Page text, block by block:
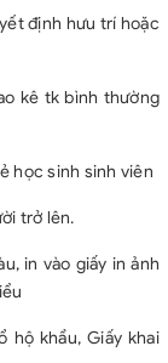
định hưu trí hoặc
kê tk bình thường
học sinh sinh viên
trở lên.
in vào giấy in ảnh
hộ khẩu, Giấy khai